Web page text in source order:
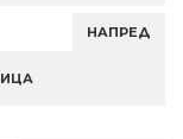
НАПРЕД